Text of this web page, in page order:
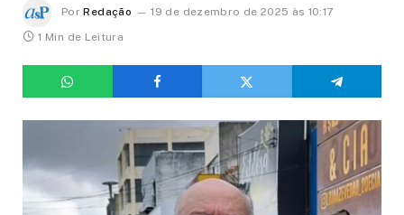
Por Redação
19 de dezembro de 2025 às 10:17
1 Min de Leitura